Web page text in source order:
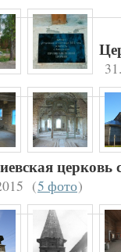
церковь
(5 фото)